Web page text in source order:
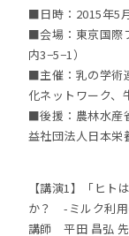
■日時：2015年5
■会場：東京国際
内3−5−1）
■主催：乳の学術
化ネットワーク、
■後援：農林水産
益社団法人日本栄
【講演1】「ヒト
か？ -ミルク利用
講師 平田 昌弘 先